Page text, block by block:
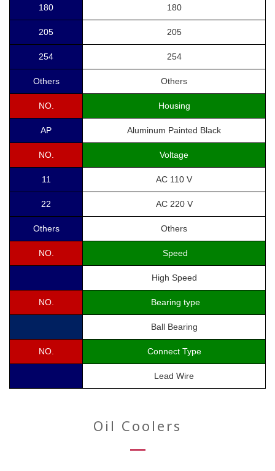
180 180
205 205
254 254
Others Others
NO. Housing
AP Aluminum Painted Black
NO. Voltage
11 AC 110 V
22 AC 220 V
Others Others
NO. Speed
High Speed
NO. Bearing type
Ball Bearing
NO. Connect Type
Lead Wire
Oil Coolers